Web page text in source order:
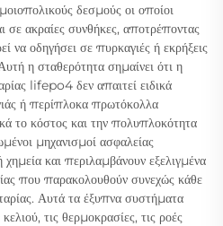
δεσμούς οι οποίοι
σε ακραίες συνθήκες, αποτρέποντας
να οδηγήσει σε πυρκαγιές ή εκρήξεις
η σταθερότητα σημαίνει ότι η
lifepo4 δεν απαιτεί ειδικά
ή περίπλοκα πρωτόκολλα
το κόστος και την πολυπλοκότητα
μηχανισμοί ασφαλείας
και περιλαμβάνουν εξελιγμένα
που παρακολουθούν συνεχώς κάθε
Αυτά τα έξυπνα συστήματα
τις θερμοκρασίες, τις ροές